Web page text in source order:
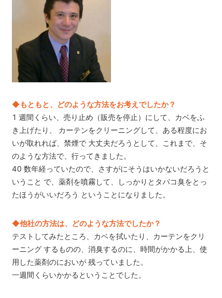
◆もともと、どのような方法をお考えでしたか？
1 週間くらい、売り止め（販売を停止）にして、カベをふ
き上げたり、 カーテンをクリーニングして、ある程度にお
いが取れれば、禁煙で 大丈夫だろうとして、これまで、そ
のような方法で、行ってきました。
40 数年経っていたので、さすがにそうはいかないだろうと
いうこと で、薬剤を噴霧して、しっかりとタバコ臭をとっ
たほうがいいだろう ということになりました。
◆他社の方法は、どのような方法でしたか？
テストしてみたところ、カベを拭いたり、カーテンをクリ
ーニング するものの、消臭するのに、時間がかかる上、使
用した薬剤のにおいが 残っていました。
一週間くらいかかるということでした。